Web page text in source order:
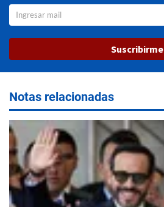
Suscribirme
Notas relacionadas